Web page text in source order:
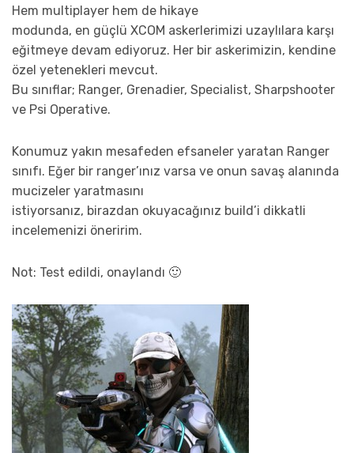
Hem multiplayer hem de hikaye
modunda, en güçlü XCOM askerlerimizi uzaylılara karşı
eğitmeye devam ediyoruz. Her bir askerimizin, kendine
özel yetenekleri mevcut.
Bu sınıflar; Ranger, Grenadier, Specialist, Sharpshooter
ve Psi Operative.
Konumuz yakın mesafeden efsaneler yaratan Ranger
sınıfı. Eğer bir ranger’ınız varsa ve onun savaş alanında
mucizeler yaratmasını
istiyorsanız, birazdan okuyacağınız build’i dikkatli
incelemenizi öneririm.
Not: Test edildi, onaylandı 🙂